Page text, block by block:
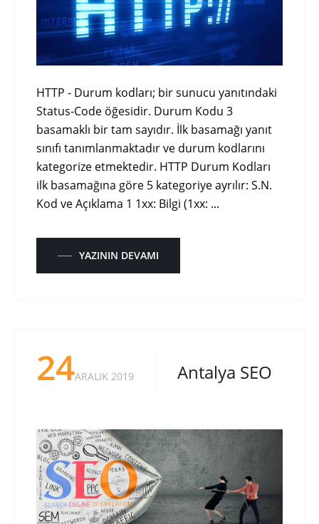
HTTP - Durum kodları; bir sunucu yanıtındaki
Status-Code öğesidir. Durum Kodu 3
basamaklı bir tam sayıdır. İlk basamağı yanıt
sınıfı tanımlanmaktadır ve durum kodlarını
kategorize etmektedir. HTTP Durum Kodları
ilk basamağına göre 5 kategoriye ayrılır: S.N.
Kod ve Açıklama 1 1xx: Bilgi (1xx: ...
YAZININ DEVAMI
24ARALIK 2019 Antalya SEO